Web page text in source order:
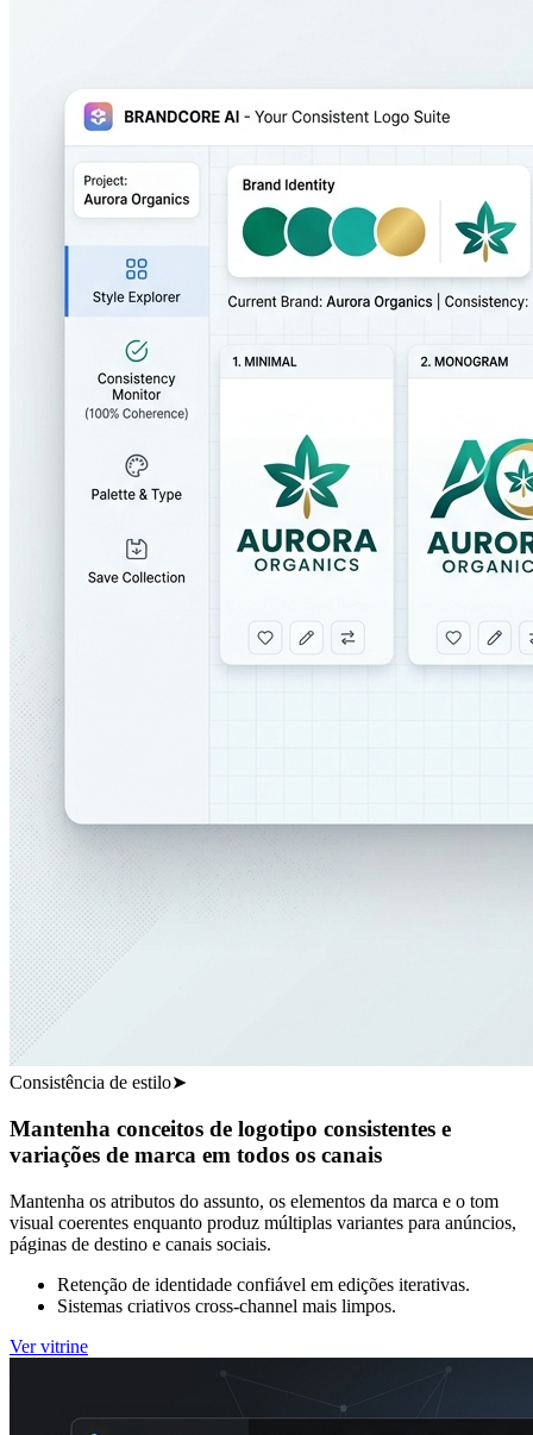
Consistência de estilo➤
Mantenha conceitos de logotipo consistentes e
variações de marca em todos os canais
Mantenha os atributos do assunto, os elementos da marca e o tom
visual coerentes enquanto produz múltiplas variantes para anúncios,
páginas de destino e canais sociais.
Retenção de identidade confiável em edições iterativas.
Sistemas criativos cross-channel mais limpos.
Ver vitrine